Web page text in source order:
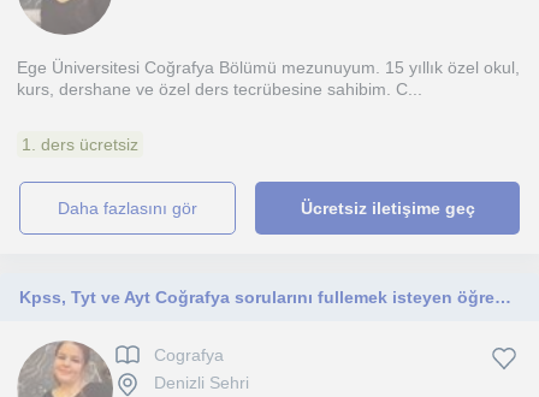
Ege Üniversitesi Coğrafya Bölümü mezunuyum. 15 yıllık özel okul,
kurs, dershane ve özel ders tecrübesine sahibim. C...
1. ders ücretsiz
daha fazlasını gör Ücretsiz iletişime geç
Kpss, Tyt ve Ayt Coğrafya sorularını fullemek isteyen öğrenciler buraya
Cografya
Denizli Sehri